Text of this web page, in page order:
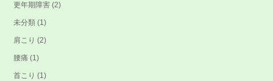
更年期障害 (2)
未分類 (1)
肩こり (2)
腰痛 (1)
首こり (1)